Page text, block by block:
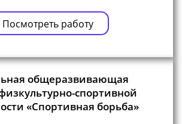
Посмотреть работу
общеразвивающая
спортивной
«Спортивная борьба»